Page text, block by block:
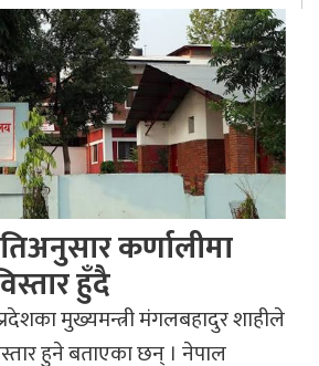
कर्णालीमा
हुँदै
मुख्यमन्त्री मंगलबहादुर शाहीले
हुने बताएका छन् । नेपाल